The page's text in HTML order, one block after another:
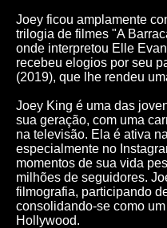
Joey ficou amplamente
trilogia de filmes "A
onde interpretou Elle
recebeu elogios por seu
(2019), que lhe rendeu
Joey King é uma das
sua geração, com uma
na televisão. Ela é ativa
especialmente no
momentos de sua vida
milhões de seguidores.
filmografia, participando
consolidando-se como
Hollywood.